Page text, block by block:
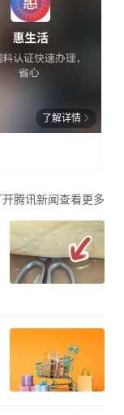
了解详情
开腾讯新闻查看更多